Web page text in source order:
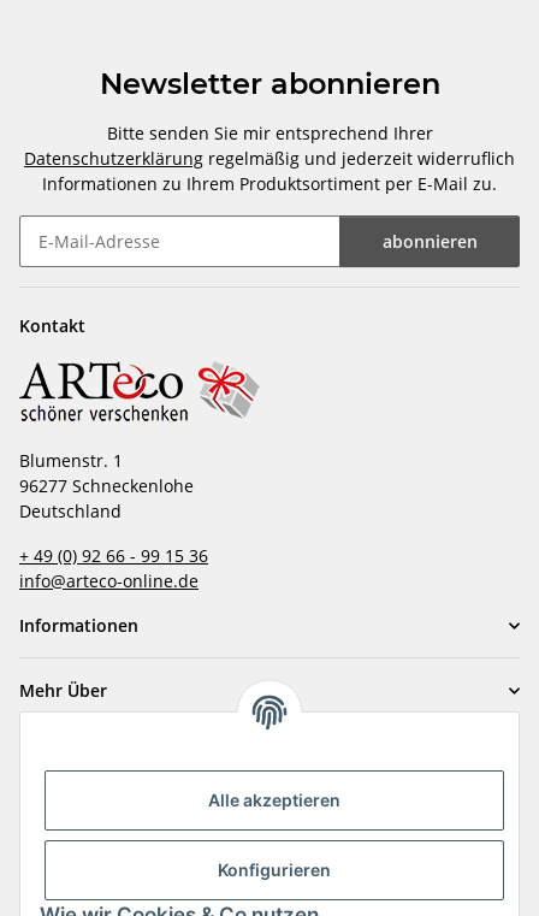
Alle akzeptieren
Konfigurieren
Newsletter abonnieren
Bitte senden Sie mir entsprechend Ihrer
Datenschutzerklärung regelmäßig und jederzeit widerruflich
Informationen zu Ihrem Produktsortiment per E-Mail zu.
abonnieren
Kontakt
Blumenstr. 1
96277 Schneckenlohe
Deutschland
+ 49 (0) 92 66 - 99 15 36
info@arteco-online.de
Informationen
Mehr Über